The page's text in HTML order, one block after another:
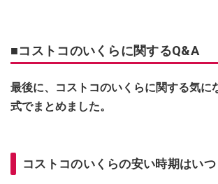
■コストコのいくらに関するQ&A
最後に、コストコのいくらに関する気に
式でまとめました。
コストコのいくらの安い時期はいつ